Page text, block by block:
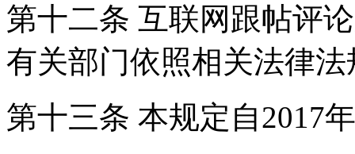
第十二条 互联网跟帖评
有关部门依照相关法律
第十三条 本规定自2017